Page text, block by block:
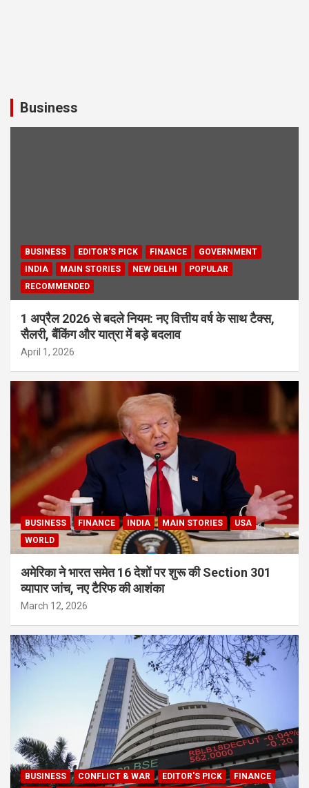
Business
BUSINESS EDITOR'S PICK FINANCE
GOVERNMENT
INDIA
MAIN STORIES NEW DELHI
POPULAR
RECOMMENDED
1 अप्रैल 2026 से बदले नियम: नए वित्तीय वर्ष के साथ टैक्स,
सैलरी, बैंकिंग और यात्रा में बड़े बदलाव
April 1, 2026
BUSINESS FINANCE INDIA MAIN STORIES
USA
WORLD
अमेरिका ने भारत समेत 16 देशों पर शुरू की Section 301
व्यापार जांच, नए टैरिफ की आशंका
March 12, 2026
BUSINESS CONFLICT & WAR EDITOR'S PICK
FINANCE